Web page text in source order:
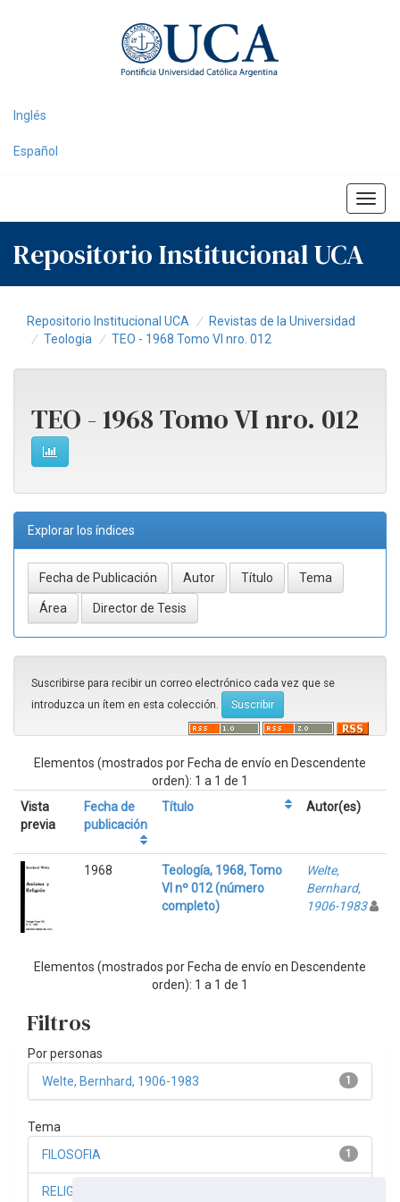
Inglés
Español
Repositorio Institucional UCA
Repositorio Institucional UCA
Revistas de la Universidad
Teologia
TEO - 1968 Tomo VI nro. 012
TEO - 1968 Tomo VI nro. 012
Explorar los índices
Suscribirse para recibir un correo electrónico cada vez que se
introduzca un ítem en esta colección.
Elementos (mostrados por Fecha de envío en Descendente
orden): 1 a 1 de 1
Vista
previa
Fecha de
publicación
Título Autor(es)
1968
Teología, 1968, Tomo
VI nº 012 (número
completo)
Welte,
Bernhard,
1906-1983
Elementos (mostrados por Fecha de envío en Descendente
orden): 1 a 1 de 1
Filtros
Por personas
1
Welte, Bernhard, 1906-1983
Tema
1
FILOSOFIA
RELIGION